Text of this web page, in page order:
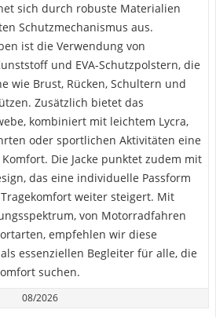
sich durch robuste Materialien
Schutzmechanismus aus.
ist die Verwendung von
und EVA-Schutzpolstern, die
wie Brust, Rücken, Schultern und
Zusätzlich bietet das
kombiniert mit leichtem Lycra,
oder sportlichen Aktivitäten eine
Die Jacke punktet zudem mit
das eine individuelle Passform
weiter steigert. Mit
von Motorradfahren
empfehlen wir diese
essenziellen Begleiter für alle, die
suchen.
08/2026